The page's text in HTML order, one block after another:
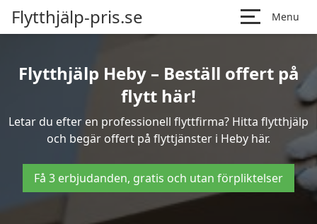
Flytthjälp-pris.se Menu
Flytthjälp Heby – Beställ offert på
flytt här!
Letar du efter en professionell flyttfirma? Hitta flytthjälp
och begär offert på flyttjänster i Heby här.
Få 3 erbjudanden, gratis och utan förpliktelser